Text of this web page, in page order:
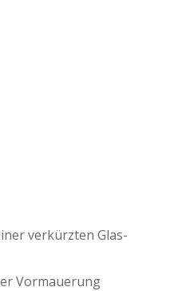
verkürzten Glas-
Vormauerung